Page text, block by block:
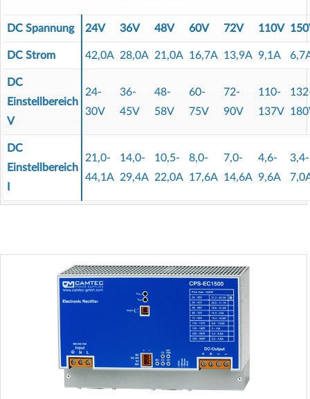
DC Spannung 24V 36V 48V 60V 72V 110V
DC Strom 42,0A 28,0A 21,0A 16,7A 13,9A 9,1A
DC
Einstellbereich
V
24-
30V
36-
45V
48-
58V
60-
75V
72-
90V
110-
137V
DC
Einstellbereich
21,0-
44,1A
14,0-
29,4A
10,5-
22,0A
8,0-
17,6A
7,0-
14,6A
4,6-
9,6A
3,4-